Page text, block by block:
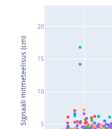
5
10
15
20
Signaali mitmeteelisus (cm)